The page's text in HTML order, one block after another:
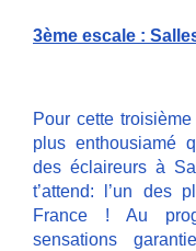
3ème escale :
Pour cette
plus enthousiamé
des éclaireurs à
t’attend: l’un des
France ! Au
sensations